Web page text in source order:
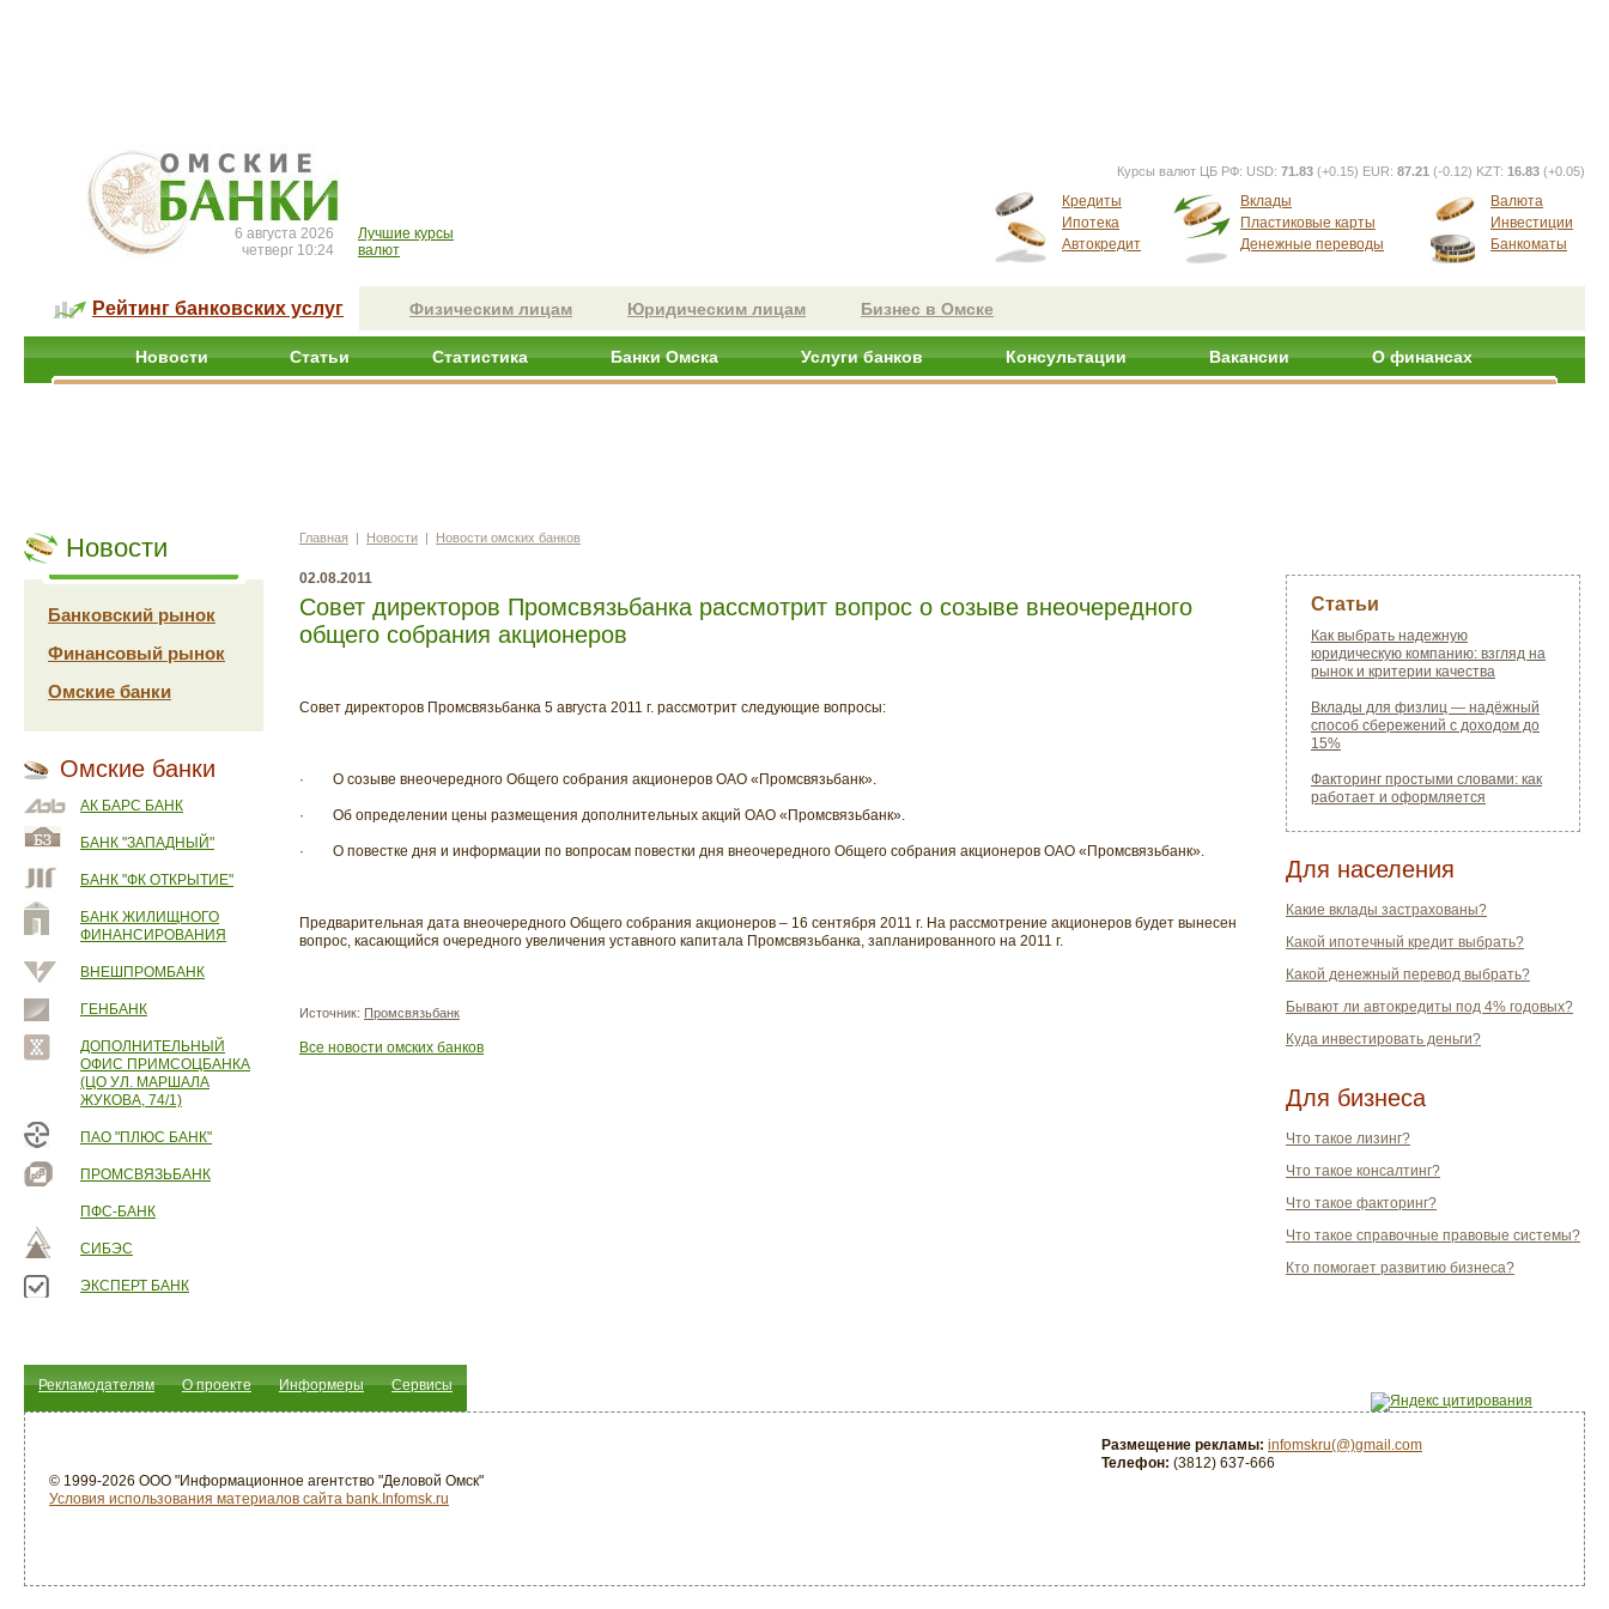
6 августа 2026
четверг 10:24
Лучшие курсы
валют
Курсы валют ЦБ РФ: USD: 71.83 (+0.15) EUR: 87.21 (-0.12) KZT: 16.83 (+0.05)
Кредиты
Ипотека
Автокредит
Вклады
Пластиковые карты
Денежные переводы
Валюта
Инвестиции
Банкоматы
Рейтинг банковских услуг Физическим лицам Юридическим лицам Бизнес в Омске
Новости Статьи Статистика Банки Омска Услуги банков Консультации Вакансии О финансах
Новости
Банковский рынок
Финансовый рынок
Омские банки
Омские банки
АК БАРС БАНК
БАНК "ЗАПАДНЫЙ"
БАНК "ФК ОТКРЫТИЕ"
БАНК ЖИЛИЩНОГО
ФИНАНСИРОВАНИЯ
ВНЕШПРОМБАНК
ГЕНБАНК
ДОПОЛНИТЕЛЬНЫЙ
ОФИС ПРИМСОЦБАНКА
(ЦО УЛ. МАРШАЛА
ЖУКОВА, 74/1)
ПАО "ПЛЮС БАНК"
ПРОМСВЯЗЬБАНК
ПФС-БАНК
СИБЭС
ЭКСПЕРТ БАНК
Главная | Новости | Новости омских банков
02.08.2011
Совет директоров Промсвязьбанка рассмотрит вопрос о созыве внеочередного
общего собрания акционеров
Совет директоров Промсвязьбанка 5 августа 2011 г. рассмотрит следующие вопросы:
· О созыве внеочередного Общего собрания акционеров ОАО «Промсвязьбанк».
· Об определении цены размещения дополнительных акций ОАО «Промсвязьбанк».
· О повестке дня и информации по вопросам повестки дня внеочередного Общего собрания акционеров ОАО «Промсвязьбанк».
Предварительная дата внеочередного Общего собрания акционеров – 16 сентября 2011 г. На рассмотрение акционеров будет вынесен
вопрос, касающийся очередного увеличения уставного капитала Промсвязьбанка, запланированного на 2011 г.
Источник: Промсвязьбанк
Все новости омских банков
Статьи
Как выбрать надежную
юридическую компанию: взгляд на
рынок и критерии качества
Вклады для физлиц — надёжный
способ сбережений с доходом до
15%
Факторинг простыми словами: как
работает и оформляется
Для населения
Какие вклады застрахованы?
Какой ипотечный кредит выбрать?
Какой денежный перевод выбрать?
Бывают ли автокредиты под 4% годовых?
Куда инвестировать деньги?
Для бизнеса
Что такое лизинг?
Что такое консалтинг?
Что такое факторинг?
Что такое справочные правовые системы?
Кто помогает развитию бизнеса?
Рекламодателям О проекте Информеры Сервисы
© 1999-2026 ООО "Информационное агентство "Деловой Омск"
Условия использования материалов сайта bank.Infomsk.ru
Размещение рекламы: infomskru(@)gmail.com
Телефон: (3812) 637-666